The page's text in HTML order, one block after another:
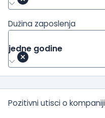
Dužina zaposlenja
jedne godine
Pozitivni utisci o kompaniji